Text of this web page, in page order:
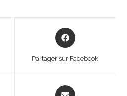
Opens
in
Partager sur Facebook
Opens